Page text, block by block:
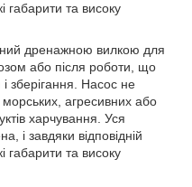
габарити та високу
дренажною вилкою для
або після роботи, що
зберігання. Насос не
агресивних або
харчування. Уся
і завдяки відповідній
габарити та високу